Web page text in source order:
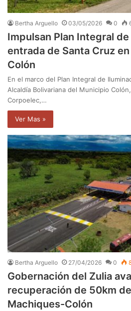
Bertha Arguello 03/05/2026 0
Impulsan Plan Integral
entrada de Santa Cruz
Colón
En el marco del Plan Integral de
Alcaldía Bolivariana del Municipio
Corpoelec,…
Ver Mas »
Bertha Arguello 27/04/2026 0
Gobernación del Zulia
recuperación de 50km
Machiques-Colón